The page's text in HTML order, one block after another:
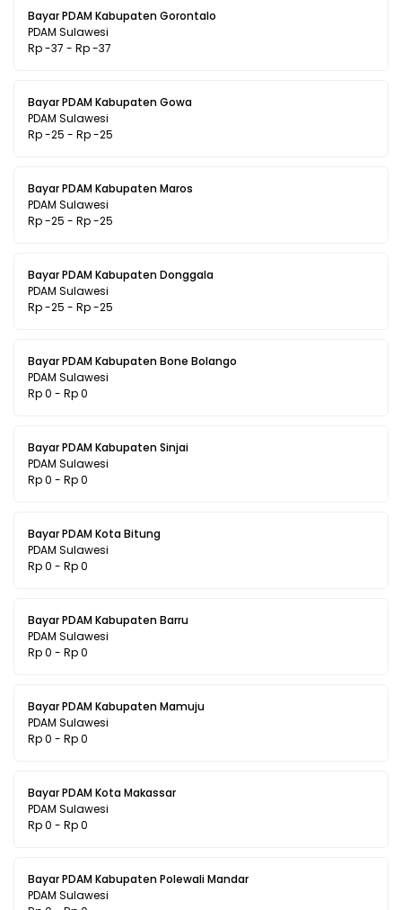
Bayar PDAM Kabupaten Gorontalo
PDAM Sulawesi
Rp -37 - Rp -37
Bayar PDAM Kabupaten Gowa
PDAM Sulawesi
Rp -25 - Rp -25
Bayar PDAM Kabupaten Maros
PDAM Sulawesi
Rp -25 - Rp -25
Bayar PDAM Kabupaten Donggala
PDAM Sulawesi
Rp -25 - Rp -25
Bayar PDAM Kabupaten Bone Bolango
PDAM Sulawesi
Rp 0 - Rp 0
Bayar PDAM Kabupaten Sinjai
PDAM Sulawesi
Rp 0 - Rp 0
Bayar PDAM Kota Bitung
PDAM Sulawesi
Rp 0 - Rp 0
Bayar PDAM Kabupaten Barru
PDAM Sulawesi
Rp 0 - Rp 0
Bayar PDAM Kabupaten Mamuju
PDAM Sulawesi
Rp 0 - Rp 0
Bayar PDAM Kota Makassar
PDAM Sulawesi
Rp 0 - Rp 0
Bayar PDAM Kabupaten Polewali Mandar
PDAM Sulawesi